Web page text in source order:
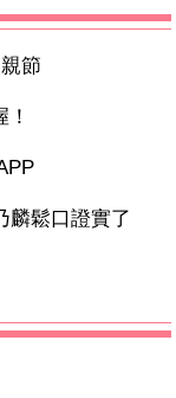
節
麟鬆口證實了